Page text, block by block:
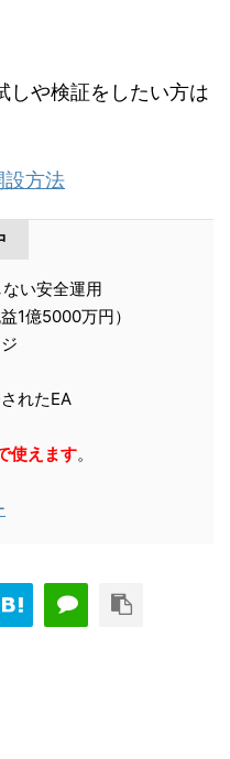
しや検証をしたい方は
方法
い安全運用
1億5000万円）
れたEA
使えます。